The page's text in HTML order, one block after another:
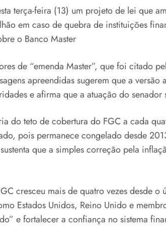
terça-feira (13) um projeto de lei que
em caso de quebra de instituições
o Banco Master
de “emenda Master”, que foi citado
apreendidas sugerem que a
e afirma que a atuação do
do teto de cobertura do FGC a cada
pois permanece congelado desde
que a simples correção pela
cresceu mais de quatro vezes desde
Estados Unidos, Reino Unido e
e fortalecer a confiança no sistema